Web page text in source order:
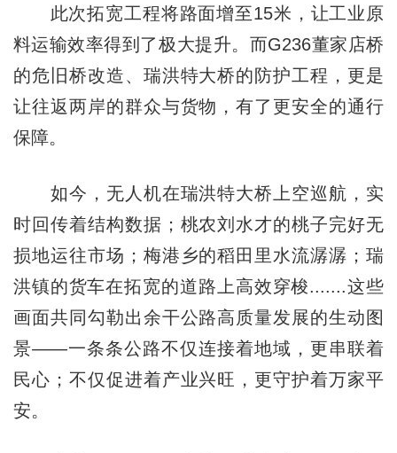
此次拓宽工程将路面增至15米，让工业原
料运输效率得到了极大提升。而G236董家店桥
的危旧桥改造、瑞洪特大桥的防护工程，更是
让往返两岸的群众与货物，有了更安全的通行
保障。
如今，无人机在瑞洪特大桥上空巡航，实
时回传着结构数据；桃农刘水才的桃子完好无
损地运往市场；梅港乡的稻田里水流潺潺；瑞
洪镇的货车在拓宽的道路上高效穿梭.......这些
画面共同勾勒出余干公路高质量发展的生动图
景——一条条公路不仅连接着地域，更串联着
民心；不仅促进着产业兴旺，更守护着万家平
安。